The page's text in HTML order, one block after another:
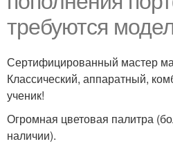
требуются
Сертифицированный мастер
Классический, аппаратный,
ученик!
Огромная цветовая палитра
наличии).